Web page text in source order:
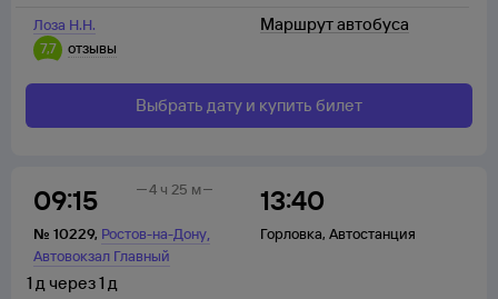
Лоза Н.Н.
7,7
отзывы
Маршрут автобуса
Выбрать дату и купить билет
09:15
№ 10229, Ростов-на-Дону,
Автовокзал Главный
13:40
Горловка, Автостанция
4 ч 25 м
1 д через1 д